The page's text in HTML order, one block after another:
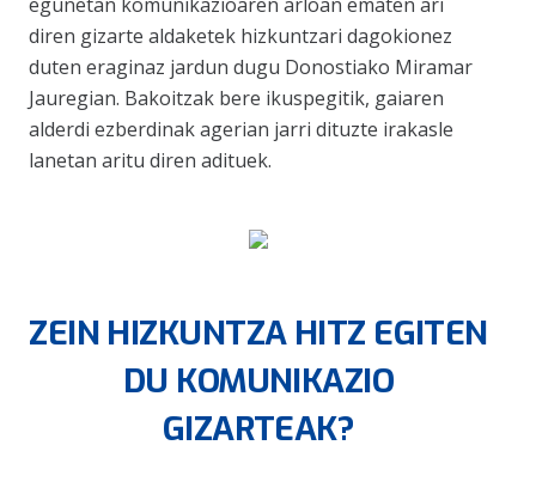
diren gizarte aldaketek hizkuntzari dagokionez
duten eraginaz jardun dugu Donostiako Miramar
Jauregian. Bakoitzak bere ikuspegitik, gaiaren
alderdi ezberdinak agerian jarri dituzte irakasle
lanetan aritu diren adituek.
ZEIN HIZKUNTZA HITZ EGITEN
DU KOMUNIKAZIO
GIZARTEAK?